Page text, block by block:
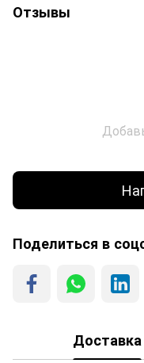
Отзывы
Поделиться в
Доставка